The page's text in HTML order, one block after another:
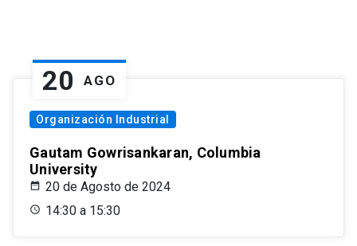
20 AGO
Organización Industrial
Gautam Gowrisankaran, Columbia
University
20 de Agosto de 2024
14:30 a 15:30